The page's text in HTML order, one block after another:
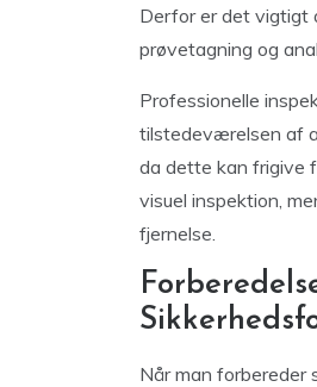
Derfor er det vigtigt
prøvetagning og
Professionelle
tilstedeværelsen af
da dette kan frigive
visuel inspektion,
fjernelse.
Når man forbereder